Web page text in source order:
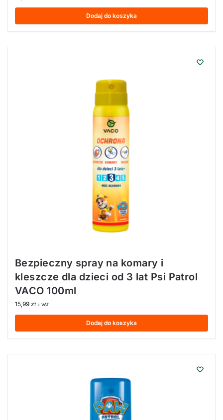
Dodaj do koszyka
Bezpieczny spray na komary i
kleszcze dla dzieci od 3 lat Psi Patrol
VACO 100ml
15,99 zł z VAT
Dodaj do koszyka